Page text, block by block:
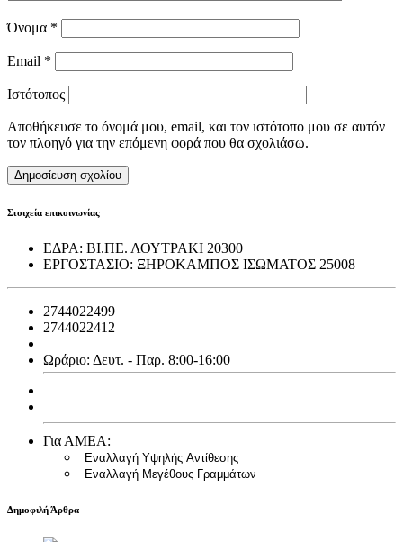
Όνομα *
Email *
Ιστότοπος
Αποθήκευσε το όνομά μου, email, και τον ιστότοπο μου σε αυτόν
τον πλοηγό για την επόμενη φορά που θα σχολιάσω.
Στοιχεία επικοινωνίας
ΕΔΡΑ: ΒΙ.ΠΕ. ΛΟΥΤΡΑΚΙ 20300
ΕΡΓΟΣΤΑΣΙΟ: ΞΗΡΟΚΑΜΠΟΣ ΙΣΩΜΑΤΟΣ 25008
2744022499
2744022412
Ωράριο: Δευτ. - Παρ. 8:00-16:00
Για ΑΜΕΑ:
Εναλλαγή Υψηλής Αντίθεσης
Εναλλαγή Μεγέθους Γραμμάτων
Δημοφιλή Άρθρα